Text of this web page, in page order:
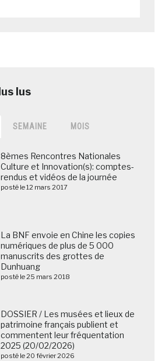
SEMAINE MOIS
8èmes Rencontres Nationales
Culture et Innovation(s): comptes-
rendus et vidéos de la journée
posté le 12 mars 2017
La BNF envoie en Chine les copies
numériques de plus de 5 000
manuscrits des grottes de
Dunhuang
posté le 25 mars 2018
DOSSIER / Les musées et lieux de
patrimoine français publient et
commentent leur fréquentation
2025 (20/02/2026)
posté le 20 février 2026